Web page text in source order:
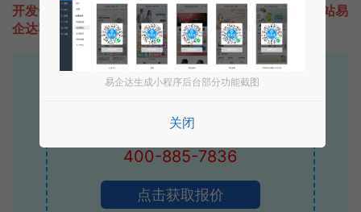
开发一款类似户外CAMP的小程序不难，只需要咨询本站易
企达客服即可为您定制开发，免费提供报价。
易企达10年行业沉淀！
立即拨打电话享优惠
400-885-7836
点击获取报价
易企达生成小程序后台部分功能截图
关闭